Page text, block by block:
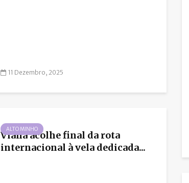
11 Dezembro, 2025
ALTO MINHO
Viana acolhe final da rota
internacional à vela dedicada...